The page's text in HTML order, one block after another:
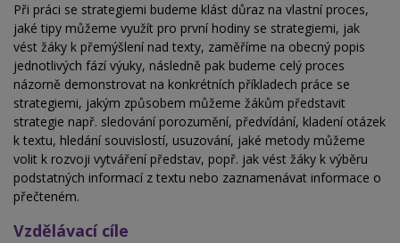
Při práci se strategiemi budeme klást důraz na vlastní proces,
jaké tipy můžeme využít pro první hodiny se strategiemi, jak
vést žáky k přemýšlení nad texty, zaměříme na obecný popis
jednotlivých fází výuky, následně pak budeme celý proces
názorně demonstrovat na konkrétních příkladech práce se
strategiemi, jakým způsobem můžeme žákům představit
strategie např. sledování porozumění, předvídání, kladení otázek
k textu, hledání souvislostí, usuzování, jaké metody můžeme
volit k rozvoji vytváření představ, popř. jak vést žáky k výběru
podstatných informací z textu nebo zaznamenávat informace o
přečteném.
Vzdělávací cíle